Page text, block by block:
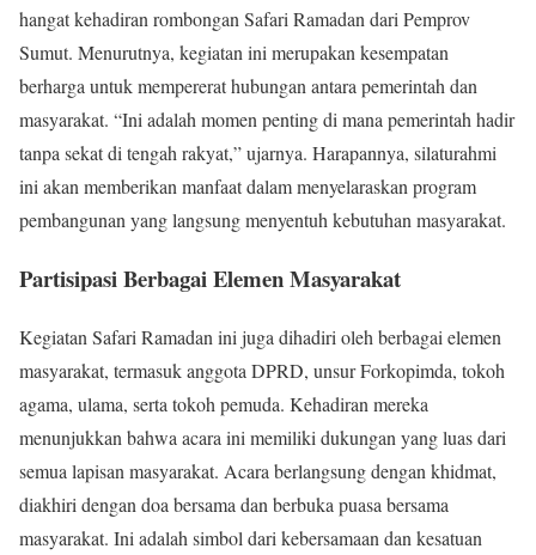
hangat kehadiran rombongan Safari Ramadan dari Pemprov
Sumut. Menurutnya, kegiatan ini merupakan kesempatan
berharga untuk mempererat hubungan antara pemerintah dan
masyarakat. “Ini adalah momen penting di mana pemerintah hadir
tanpa sekat di tengah rakyat,” ujarnya. Harapannya, silaturahmi
ini akan memberikan manfaat dalam menyelaraskan program
pembangunan yang langsung menyentuh kebutuhan masyarakat.
Partisipasi Berbagai Elemen Masyarakat
Kegiatan Safari Ramadan ini juga dihadiri oleh berbagai elemen
masyarakat, termasuk anggota DPRD, unsur Forkopimda, tokoh
agama, ulama, serta tokoh pemuda. Kehadiran mereka
menunjukkan bahwa acara ini memiliki dukungan yang luas dari
semua lapisan masyarakat. Acara berlangsung dengan khidmat,
diakhiri dengan doa bersama dan berbuka puasa bersama
masyarakat. Ini adalah simbol dari kebersamaan dan kesatuan